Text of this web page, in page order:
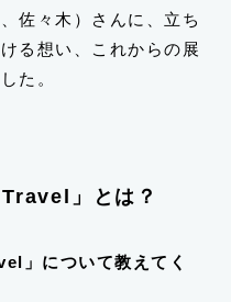
佐々木）さんに、立ち
る想い、これからの展
た。
」とは？
について教えてく